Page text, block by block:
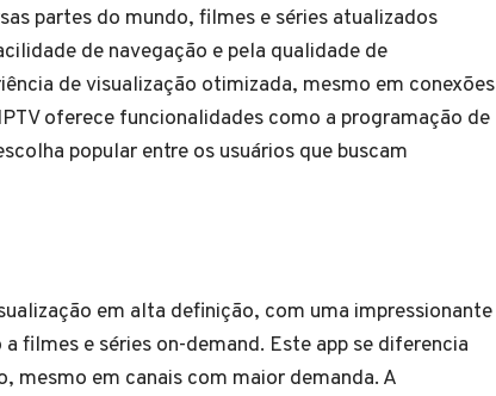
partes do mundo, filmes e séries atualizados
de navegação e pela qualidade de
de visualização otimizada, mesmo em conexões
oferece funcionalidades como a programação de
popular entre os usuários que buscam
em alta definição, com uma impressionante
filmes e séries on-demand. Este app se diferencia
mesmo em canais com maior demanda. A